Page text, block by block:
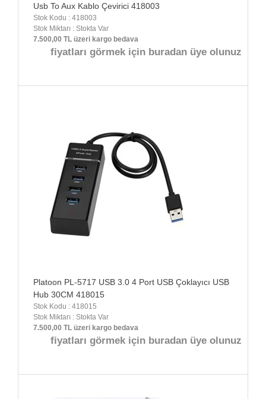
Usb To Aux Kablo Çevirici 418003
Stok Kodu : 418003
Stok Miktarı : Stokta Var
7.500,00 TL üzeri kargo bedava
fiyatları görmek için buradan üye olunuz
Platoon PL-5717 USB 3.0 4 Port USB Çoklayıcı USB
Hub 30CM 418015
Stok Kodu : 418015
Stok Miktarı : Stokta Var
7.500,00 TL üzeri kargo bedava
fiyatları görmek için buradan üye olunuz